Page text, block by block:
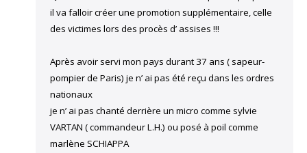
il va falloir créer une promotion supplémentaire, celle
des victimes lors des procès d’ assises !!!
Après avoir servi mon pays durant 37 ans ( sapeur-
pompier de Paris) je n’ ai pas été reçu dans les ordres
nationaux
je n’ ai pas chanté derrière un micro comme sylvie
VARTAN ( commandeur L.H.) ou posé à poil comme
marlène SCHIAPPA